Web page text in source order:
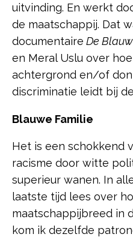
uitvinding. En werkt
de maatschappij. Dat
documentaire De
en Meral Uslu over hoe
achtergrond en/of
discriminatie leidt bij
Blauwe Familie
Het is een schokkend
racisme door witte
superieur wanen. In
laatste tijd lees over
maatschappijbreed in
kom ik dezelfde